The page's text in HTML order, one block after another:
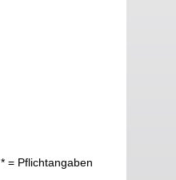
* = Pflichtangaben